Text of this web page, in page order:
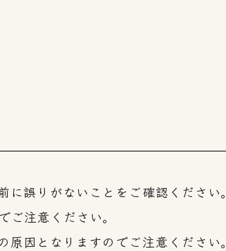
誤りがないことをご確認ください。
注意ください。
因となりますのでご注意ください。